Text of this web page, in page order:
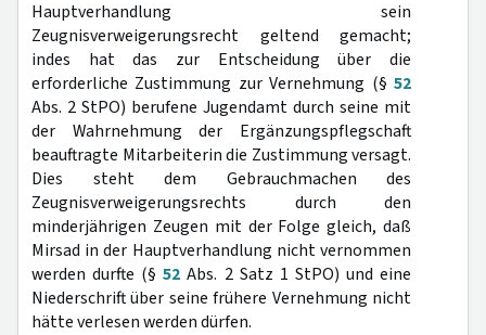
Hauptverhandlung sein
Zeugnisverweigerungsrecht geltend gemacht;
indes hat das zur Entscheidung über die
erforderliche Zustimmung zur Vernehmung (§ 52
Abs. 2 StPO) berufene Jugendamt durch seine mit
der Wahrnehmung der Ergänzungspflegschaft
beauftragte Mitarbeiterin die Zustimmung versagt.
Dies steht dem Gebrauchmachen des
Zeugnisverweigerungsrechts durch den
minderjährigen Zeugen mit der Folge gleich, daß
Mirsad in der Hauptverhandlung nicht vernommen
werden durfte (§52 Abs. 2 Satz 1 StPO) und eine
Niederschrift über seine frühere Vernehmung nicht
hätte verlesen werden dürfen.